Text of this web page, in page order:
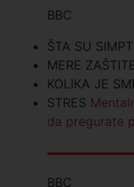
BBC
ŠTA SU
MERE
KOLIKA JE
STRES
da pregurate
BBC